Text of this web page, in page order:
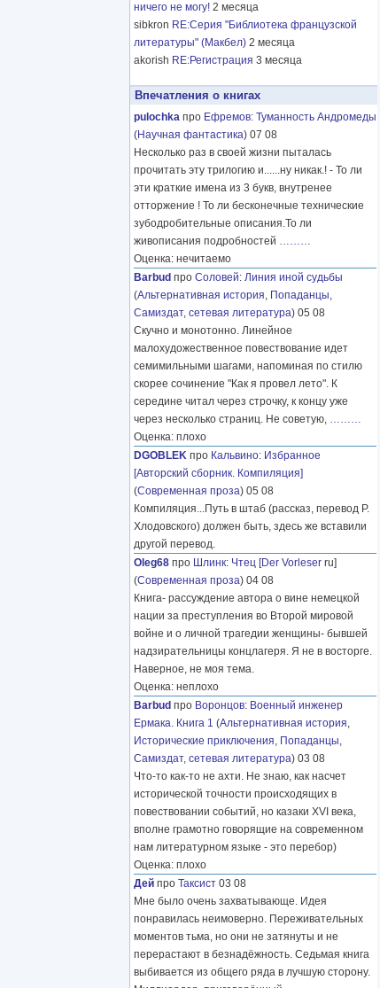
ничего не могу! 2 месяца
sibkron RE:Серия "Библиотека французской
литературы" (Макбел) 2 месяца
akorish RE:Регистрация 3 месяца
Впечатления о книгах
pulochka про Ефремов: Туманность Андромеды
(Научная фантастика) 07 08
Несколько раз в своей жизни пыталась
прочитать эту трилогию и......ну никак.! - То ли
эти краткие имена из 3 букв, внутренее
отторжение ! То ли бесконечные технические
зубодробительные описания.То ли
живописания подробностей ………
Оценка: нечитаемо
Barbud про Соловей: Линия иной судьбы
(Альтернативная история, Попаданцы,
Самиздат, сетевая литература) 05 08
Скучно и монотонно. Линейное
малохудожественное повествование идет
семимильными шагами, напоминая по стилю
скорее сочинение "Как я провел лето". К
середине читал через строчку, к концу уже
через несколько страниц. Не советую, ………
Оценка: плохо
DGOBLEK про Кальвино: Избранное
[Авторский сборник. Компиляция]
(Современная проза) 05 08
Компиляция...Путь в штаб (рассказ, перевод Р.
Хлодовского) должен быть, здесь же вставили
другой перевод.
Oleg68 про Шлинк: Чтец [Der Vorleser ru]
(Современная проза) 04 08
Книга- рассуждение автора о вине немецкой
нации за преступления во Второй мировой
войне и о личной трагедии женщины- бывшей
надзирательницы концлагеря. Я не в восторге.
Наверное, не моя тема.
Оценка: неплохо
Barbud про Воронцов: Военный инженер
Ермака. Книга 1 (Альтернативная история,
Исторические приключения, Попаданцы,
Самиздат, сетевая литература) 03 08
Что-то как-то не ахти. Не знаю, как насчет
исторической точности происходящих в
повествовании событий, но казаки XVI века,
вполне грамотно говорящие на современном
нам литературном языке - это перебор)
Оценка: плохо
Дей про Таксист 03 08
Мне было очень захватывающе. Идея
понравилась неимоверно. Переживательных
моментов тьма, но они не затянуты и не
перерастают в безнадёжность. Седьмая книга
выбивается из общего ряда в лучшую сторону.